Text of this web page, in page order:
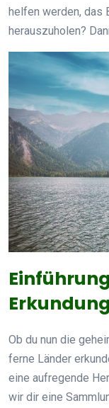
helfen werden, das
herauszuholen?
Ob du nun die
ferne Länder
eine aufregende
wir dir eine